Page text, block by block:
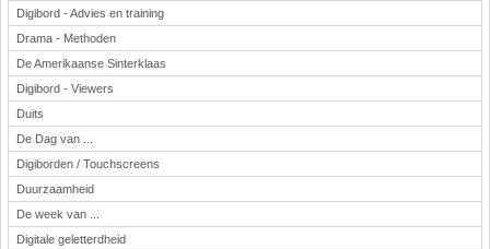
Digibord - Advies en training
Drama - Methoden
De Amerikaanse Sinterklaas
Digibord - Viewers
Duits
De Dag van ...
Digiborden / Touchscreens
Duurzaamheid
De week van ...
Digitale geletterdheid